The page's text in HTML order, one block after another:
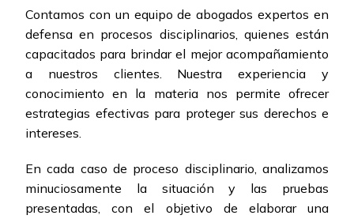
Contamos con un equipo de abogados expertos en
defensa en procesos disciplinarios, quienes están
capacitados para brindar el mejor acompañamiento
a nuestros clientes. Nuestra experiencia y
conocimiento en la materia nos permite ofrecer
estrategias efectivas para proteger sus derechos e
intereses.
En cada caso de proceso disciplinario, analizamos
minuciosamente la situación y las pruebas
presentadas, con el objetivo de elaborar una